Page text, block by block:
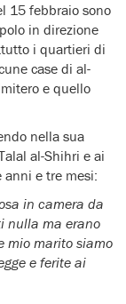
15 febbraio sono
in direzione
i quartieri di
case di al-
e quello
nella sua
al-Shihri e ai
e tre mesi:
in camera da
nulla ma erano
mio marito siamo
e ferite ai